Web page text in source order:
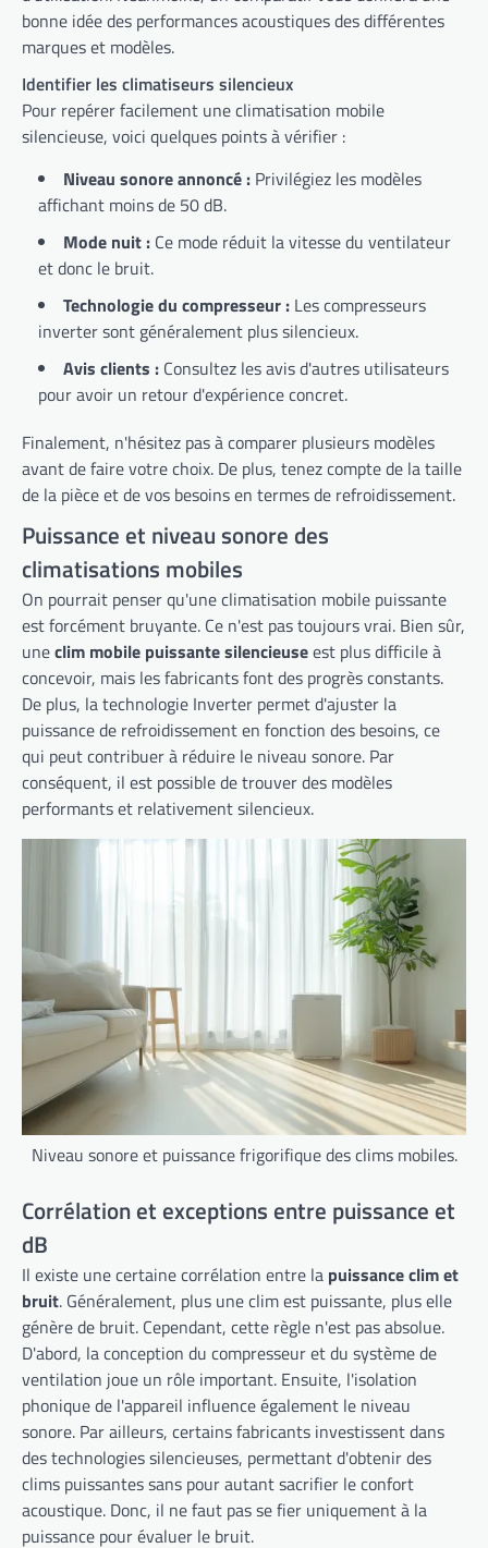
bonne idée des performances acoustiques des différentes
marques et modèles.
Identifier les climatiseurs silencieux
Pour repérer facilement une climatisation mobile
silencieuse, voici quelques points à vérifier :
Niveau sonore annoncé : Privilégiez les modèles
affichant moins de 50 dB.
Mode nuit : Ce mode réduit la vitesse du ventilateur
et donc le bruit.
Technologie du compresseur : Les compresseurs
inverter sont généralement plus silencieux.
Avis clients : Consultez les avis d'autres utilisateurs
pour avoir un retour d'expérience concret.
Finalement, n'hésitez pas à comparer plusieurs modèles
avant de faire votre choix. De plus, tenez compte de la taille
de la pièce et de vos besoins en termes de refroidissement.
Puissance et niveau sonore des
climatisations mobiles
On pourrait penser qu'une climatisation mobile puissante
est forcément bruyante. Ce n'est pas toujours vrai. Bien sûr,
uneclim mobile puissante silencieuseest plus difficile à
concevoir, mais les fabricants font des progrès constants.
De plus, la technologie Inverter permet d'ajuster la
puissance de refroidissement en fonction des besoins, ce
qui peut contribuer à réduire le niveau sonore. Par
conséquent, il est possible de trouver des modèles
performants et relativement silencieux.
Niveau sonore et puissance frigorifique des clims mobiles.
Corrélation et exceptions entre puissance et
dB
Il existe une certaine corrélation entre la puissance clim et
bruit. Généralement, plus une clim est puissante, plus elle
génère de bruit. Cependant, cette règle n'est pas absolue.
D'abord, la conception du compresseur et du système de
ventilation joue un rôle important. Ensuite, l'isolation
phonique de l'appareil influence également le niveau
sonore. Par ailleurs, certains fabricants investissent dans
des technologies silencieuses, permettant d'obtenir des
clims puissantes sans pour autant sacrifier le confort
acoustique. Donc, il ne faut pas se fier uniquement à la
puissance pour évaluer le bruit.